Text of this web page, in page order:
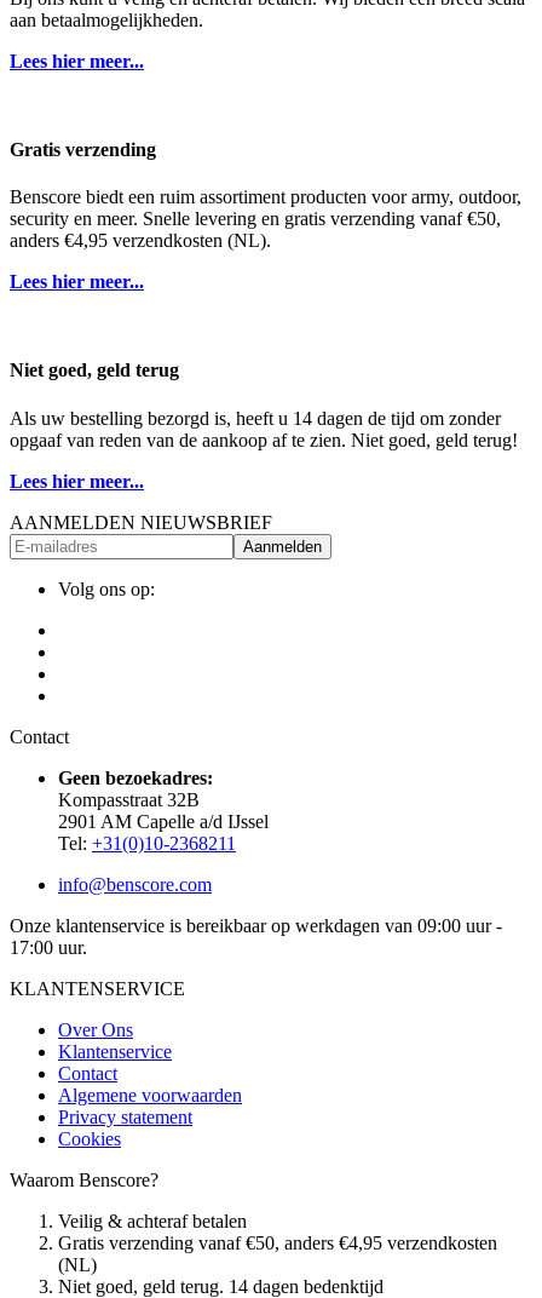
aan betaalmogelijkheden.
Lees hier meer...
Gratis verzending
Benscore biedt een ruim assortiment producten voor army, outdoor,
security en meer. Snelle levering en gratis verzending vanaf €50,
anders €4,95 verzendkosten (NL).
Lees hier meer...
Niet goed, geld terug
Als uw bestelling bezorgd is, heeft u 14 dagen de tijd om zonder
opgaaf van reden van de aankoop af te zien. Niet goed, geld terug!
Lees hier meer...
AANMELDEN NIEUWSBRIEF
Aanmelden
Volg ons op:
Contact
Geen bezoekadres:
Kompasstraat 32B
2901 AM Capelle a/d IJssel
Tel: +31(0)10-2368211
info@benscore.com
Onze klantenservice is bereikbaar op werkdagen van 09:00 uur -
17:00 uur.
KLANTENSERVICE
Over Ons
Klantenservice
Contact
Algemene voorwaarden
Privacy statement
Cookies
Waarom Benscore?
Veilig & achteraf betalen
Gratis verzending vanaf €50, anders €4,95 verzendkosten
(NL)
Niet goed, geld terug. 14 dagen bedenktijd